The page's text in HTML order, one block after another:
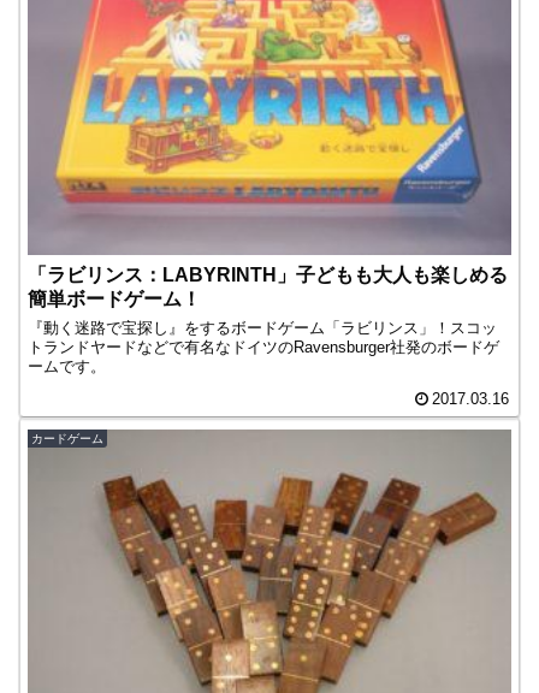
「ラビリンス：LABYRINTH」子どもも大人も楽しめる
簡単ボードゲーム！
『動く迷路で宝探し』をするボードゲーム「ラビリンス」！スコッ
トランドヤードなどで有名なドイツのRavensburger社発のボードゲ
ームです。
2017.03.16
カードゲーム